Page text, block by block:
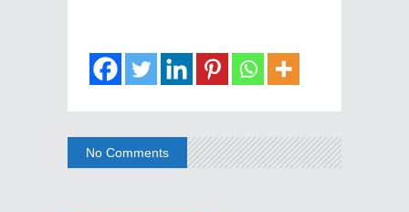
No Comments